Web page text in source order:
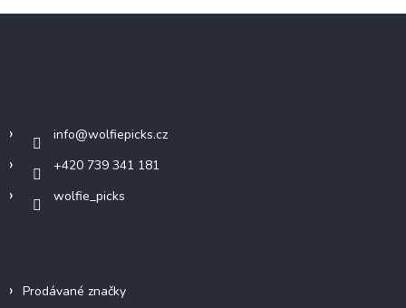
info@wolfiepicks.cz
+420 739 341 181
wolfie_picks
Prodávané značky